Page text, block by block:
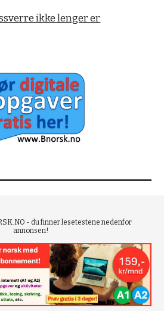
ikke lenger er
- du finner lesetestene nedenfor
annonsen!